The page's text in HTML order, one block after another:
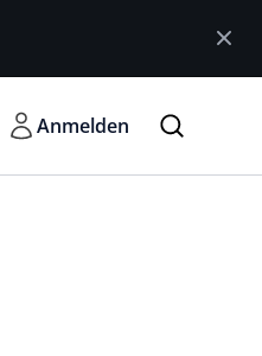
Anmelden